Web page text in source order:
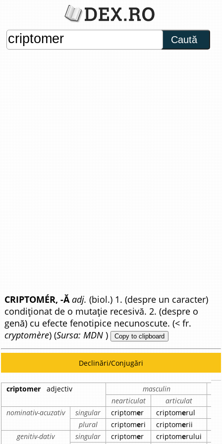
Caută
CRIPTOMÉR, -Ă adj. (biol.) 1. (despre un caracter)
condiționat de o mutație recesivă. 2. (despre o
genă) cu efecte fenotipice necunoscute. (< fr.
cryptomère) (Sursa: MDN ) Copy to clipboard
Declinări/Conjugări
criptomer adjectiv
masculin
nearticulat
articulat
nominativ-acuzativ
singular criptomer criptomerul
plural
criptomeri criptomerii
genitiv-dativ
singular criptomer criptomerului